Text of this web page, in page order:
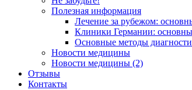
Полезная информация
Лечение за рубежом:
Клиники Германии:
Основные методы
Новости медицины
Новости медицины (2)
Отзывы
Контакты